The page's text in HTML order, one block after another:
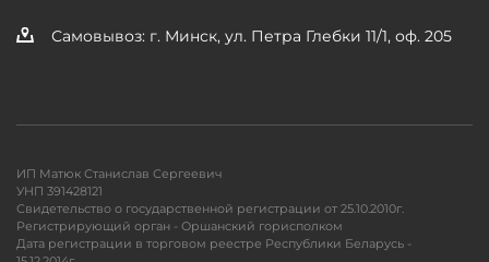
Самовывоз: г. Минск, ул. Петра Глебки 11/1, оф. 205
ИП Матюк Станислав Сергеевич
УНП 391428121
Свидетельство о государственной регистрации от 25.10.2010г.
Регистрирующий орган - Оршанский горисполком
Дата регистрации в торговом реестре Республики Беларусь -